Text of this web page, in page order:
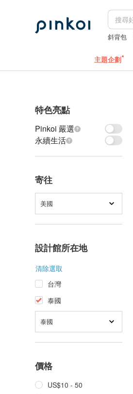
斜背包
主題企劃
特色亮點
Pinkoi 嚴選
永續生活
寄往
美國
設計館所在地
清除選取
台灣
泰國
泰國
價格
US$10 - 50